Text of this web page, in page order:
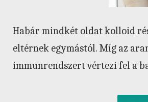
Habár mindkét oldat kolloid
eltérnek egymástól. Míg az
immunrendszert vértezi fel a